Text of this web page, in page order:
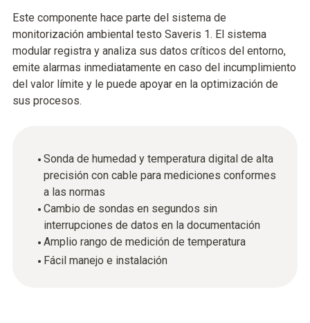
Este componente hace parte del sistema de
monitorización ambiental testo Saveris 1. El sistema
modular registra y analiza sus datos críticos del entorno,
emite alarmas inmediatamente en caso del incumplimiento
del valor límite y le puede apoyar en la optimización de
sus procesos.
Sonda de humedad y temperatura digital de alta
precisión con cable para mediciones conformes
a las normas
Cambio de sondas en segundos sin
interrupciones de datos en la documentación
Amplio rango de medición de temperatura
Fácil manejo e instalación